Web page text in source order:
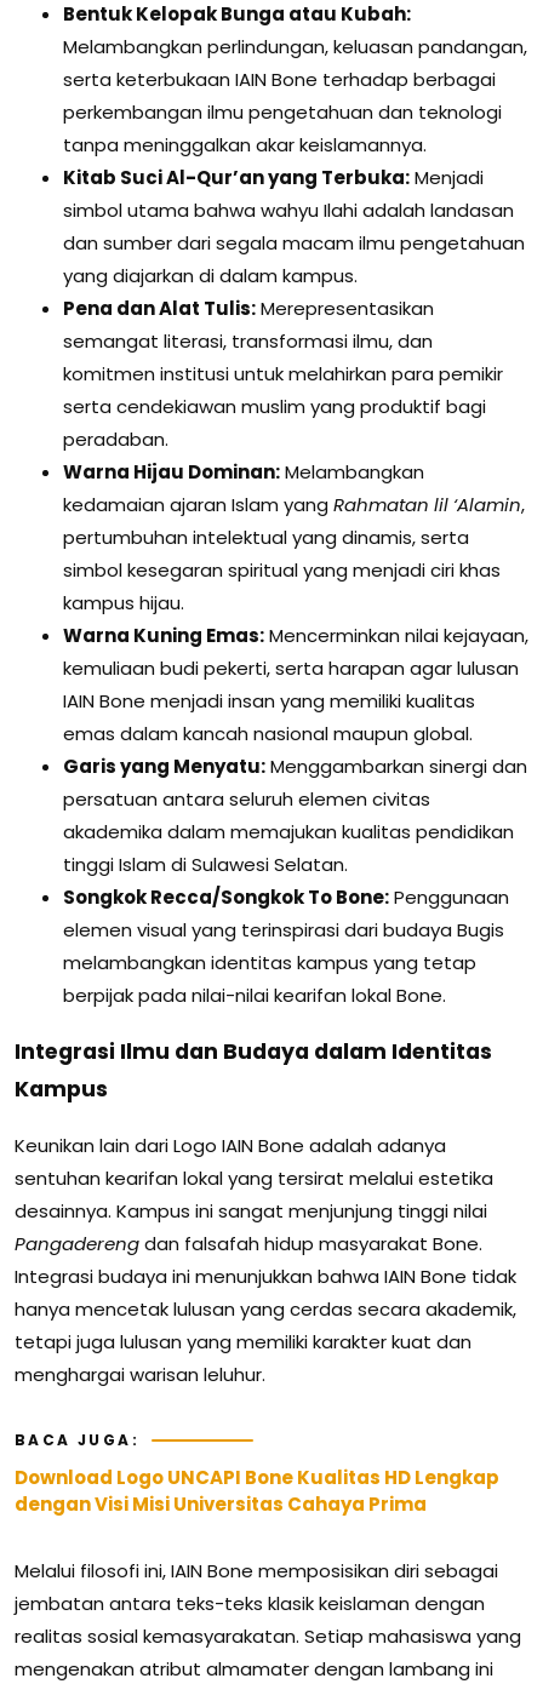
Bentuk Kelopak Bunga atau Kubah:
Melambangkan perlindungan, keluasan pandangan,
serta keterbukaan IAIN Bone terhadap berbagai
perkembangan ilmu pengetahuan dan teknologi
tanpa meninggalkan akar keislamannya.
Kitab Suci Al-Qur’an yang Terbuka:Menjadi
simbol utama bahwa wahyu Ilahi adalah landasan
dan sumber dari segala macam ilmu pengetahuan
yang diajarkan di dalam kampus.
Pena dan Alat Tulis:Merepresentasikan
semangat literasi, transformasi ilmu, dan
komitmen institusi untuk melahirkan para pemikir
serta cendekiawan muslim yang produktif bagi
peradaban.
Warna Hijau Dominan:Melambangkan
kedamaian ajaran Islam yang Rahmatan lil ‘Alamin,
pertumbuhan intelektual yang dinamis, serta
simbol kesegaran spiritual yang menjadi ciri khas
kampus hijau.
Warna Kuning Emas:Mencerminkan nilai kejayaan,
kemuliaan budi pekerti, serta harapan agar lulusan
IAIN Bone menjadi insan yang memiliki kualitas
emas dalam kancah nasional maupun global.
Garis yang Menyatu:Menggambarkan sinergi dan
persatuan antara seluruh elemen civitas
akademika dalam memajukan kualitas pendidikan
tinggi Islam di Sulawesi Selatan.
Songkok Recca/Songkok To Bone:Penggunaan
elemen visual yang terinspirasi dari budaya Bugis
melambangkan identitas kampus yang tetap
berpijak pada nilai-nilai kearifan lokal Bone.
Integrasi Ilmu dan Budaya dalam Identitas
Kampus
Keunikan lain dari Logo IAIN Bone adalah adanya
sentuhan kearifan lokal yang tersirat melalui estetika
desainnya. Kampus ini sangat menjunjung tinggi nilai
Pangaderengdan falsafah hidup masyarakat Bone.
Integrasi budaya ini menunjukkan bahwa IAIN Bone tidak
hanya mencetak lulusan yang cerdas secara akademik,
tetapi juga lulusan yang memiliki karakter kuat dan
menghargai warisan leluhur.
BACA JUGA:
Download Logo UNCAPI Bone Kualitas HD Lengkap
dengan Visi Misi Universitas Cahaya Prima
Melalui filosofi ini, IAIN Bone memposisikan diri sebagai
jembatan antara teks-teks klasik keislaman dengan
realitas sosial kemasyarakatan. Setiap mahasiswa yang
mengenakan atribut almamater dengan lambang ini